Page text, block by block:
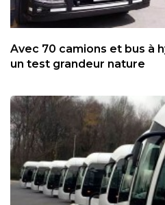
Avec 70 camions et bus à
un test grandeur nature